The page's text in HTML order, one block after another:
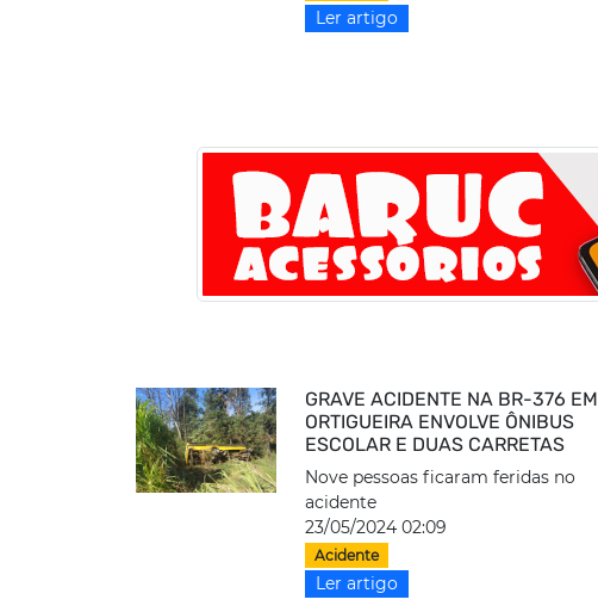
Ler artigo
GRAVE ACIDENTE NA BR-376 EM
ORTIGUEIRA ENVOLVE ÔNIBUS
ESCOLAR E DUAS CARRETAS
Nove pessoas ficaram feridas no
acidente
23/05/2024 02:09
Acidente
Ler artigo